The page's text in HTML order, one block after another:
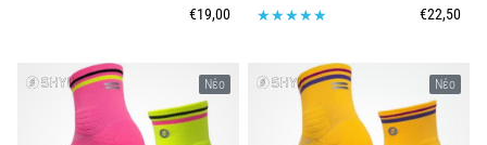
€19,00
€22,50
Νέο Νέο